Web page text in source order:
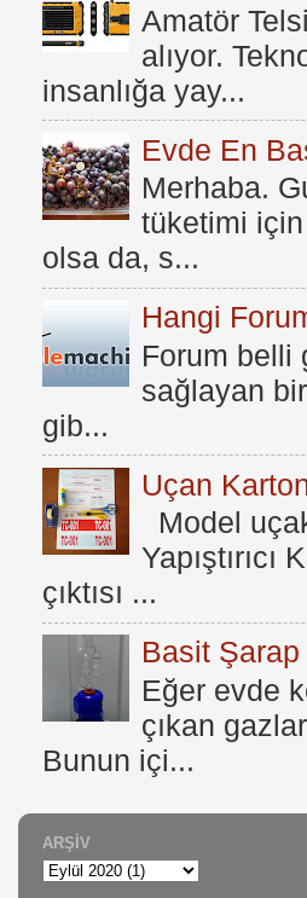
Amatör
alıyor.
insanlığa yay...
Evde En
Merhaba.
tüketimi
olsa da, s...
Hangi
Forum belli
sağlayan
gib...
Uçan
Model
çıktısı ...
Basit Şarap
Eğer evde
çıkan
Bunun içi...
ARŞIV